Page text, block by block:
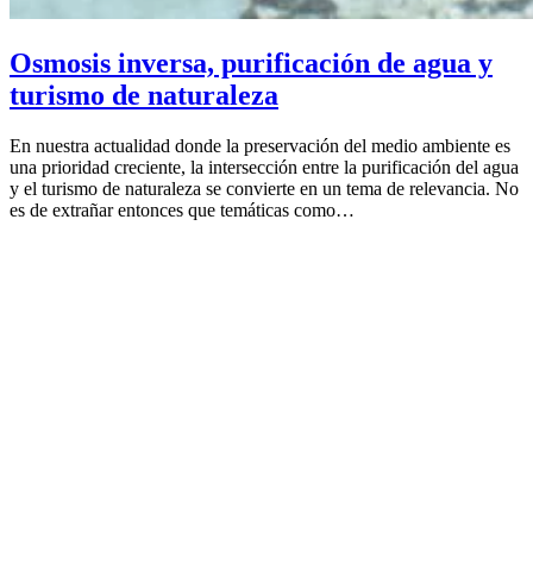
Osmosis inversa, purificación de agua y
turismo de naturaleza
En nuestra actualidad donde la preservación del medio ambiente es
una prioridad creciente, la intersección entre la purificación del agua
y el turismo de naturaleza se convierte en un tema de relevancia. No
es de extrañar entonces que temáticas como…